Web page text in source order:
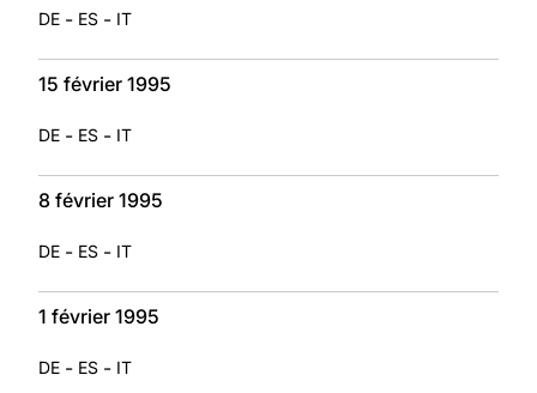
DE - ES - IT
15 février 1995
DE - ES - IT
8 février 1995
DE - ES - IT
1 février 1995
DE - ES - IT